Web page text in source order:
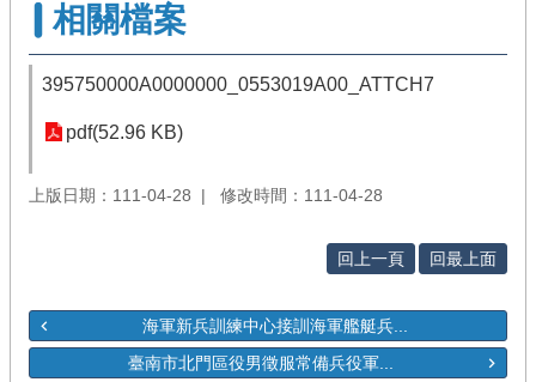
相關檔案
395750000A0000000_0553019A00_ATTCH7
pdf(52.96 KB)
上版日期：111-04-28 修改時間：111-04-28
回上一頁 回最上面
海軍新兵訓練中心接訓海軍艦艇兵...
臺南市北門區役男徵服常備兵役軍...